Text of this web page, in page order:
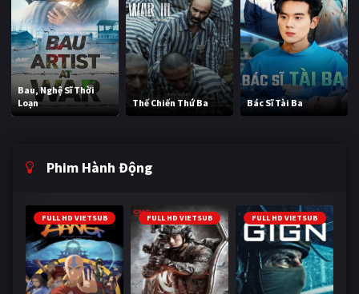
Bau, Nghệ Sĩ Thời
Loạn
Thế Chiến Thứ Ba Bác Sĩ Tài Ba
Phim Hành Động
FULL HD VIETSUB FULL HD VIETSUB FULL HD VIETSUB